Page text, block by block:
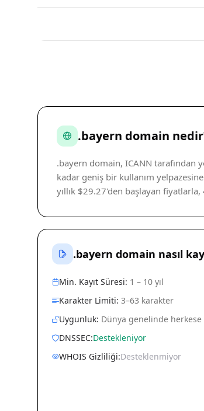
.bayern domain
.bayern domain, ICANN tarafından
kadar geniş bir kullanım
yıllık $29.27'den başlayan
.bayern domain nasıl
Min. Kayıt Süresi: 1 – 10 yıl
Karakter Limiti: 3–63 karakter
Uygunluk: Dünya genelinde herkese
DNSSEC:Destekleniyor
WHOIS Gizliliği:Desteklenmiyor